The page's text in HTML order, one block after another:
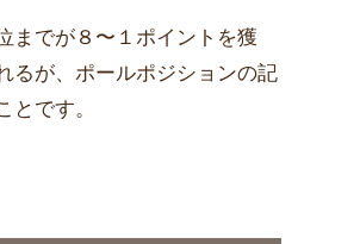
までが８〜１ポイントを獲
るが、ポールポジションの記
です。